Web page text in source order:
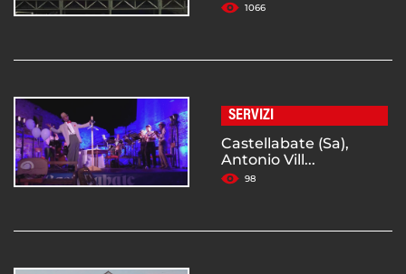
1066
SERVIZI
Castellabate (Sa),
Antonio Vill...
98